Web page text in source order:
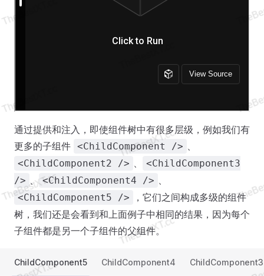
通过提供和注入，即使组件树中有很多层级，例如我们有
更多的子组件 <ChildComponent /> 、
<ChildComponent2 /> 、
<ChildComponent3
/> 、 <ChildComponent4 /> 、
<ChildComponent5 />
，它们之间构成多级的组件
树，我们还是会看到和上面例子中相同的结果，因为每个
子组件都是另一个子组件的父组件。
ChildComponent5 ChildComponent4 ChildComponent3